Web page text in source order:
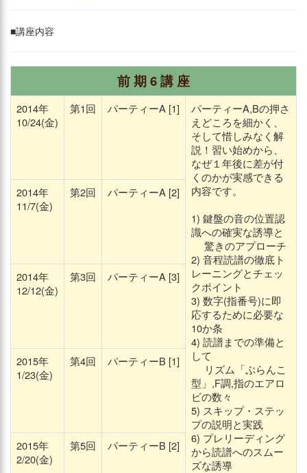
■講座内容
前 期 6 講 座
2014年
10/24(金)
第1回 パーティーA [1]
パーティーA,Bの押さ
えどころを細かく、
そして惜しみなく解
説！習い始めから、
なぜ１年後に差が付
くのかが実感できる
内容です。
1) 鍵盤の音の位置認
識への確実な誘導と
驚きのアプローチ
2) 音程読譜の徹底ト
レーニングとチェッ
クポイント
3) 数字(指番号)に即
応するために必要な
10か条
4) 読譜までの準備と
して
リズム「ぶらんこ
型」,F調,指のエアロ
ビの数々
5) スキップ・ステッ
プの説明と実践
6) プレリーディング
から読譜へのスムー
ズな誘導
2014年
11/7(金)
第2回 パーティーA [2]
2014年
12/12(金)
第3回 パーティーA [3]
2015年
1/23(金)
第4回 パーティーB [1]
2015年
2/20(金)
第5回 パーティーB [2]